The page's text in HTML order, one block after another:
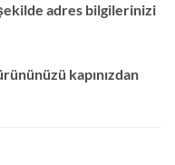
adres bilgilerinizi
kapınızdan